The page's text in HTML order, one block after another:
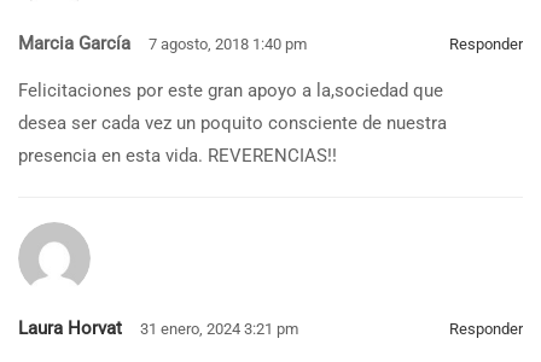
Marcia García 7 agosto, 2018 1:40 pm Responder
Felicitaciones por este gran apoyo a la,sociedad que
desea ser cada vez un poquito consciente de nuestra
presencia en esta vida. REVERENCIAS!!
Laura Horvat 31 enero, 2024 3:21 pm Responder